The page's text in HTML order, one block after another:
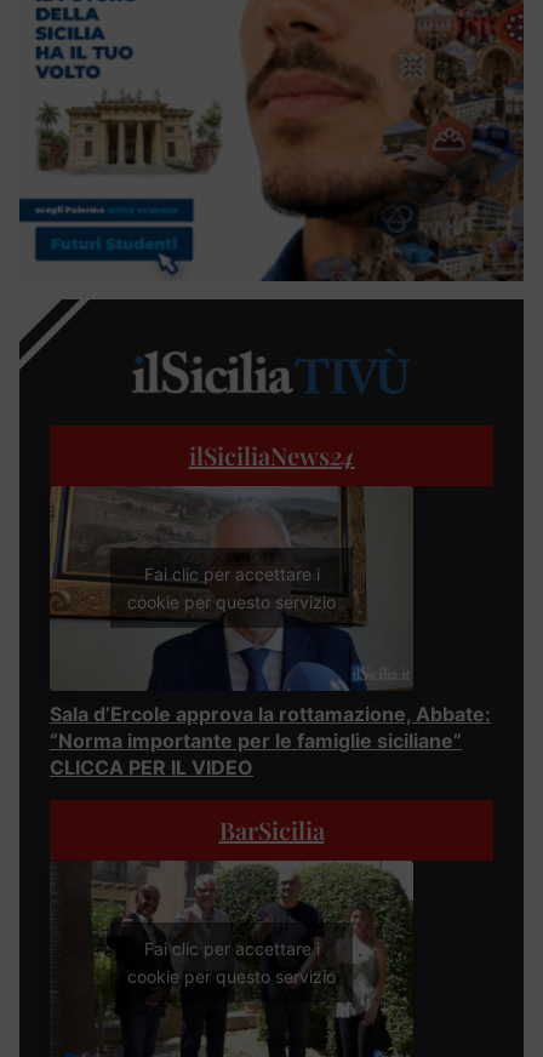
ilSiciliaNews24
Fai clic per accettare i
cookie per questo servizio
Sala d’Ercole approva la rottamazione, Abbate:
“Norma importante per le famiglie siciliane”
CLICCA PER IL VIDEO
BarSicilia
Fai clic per accettare i
cookie per questo servizio